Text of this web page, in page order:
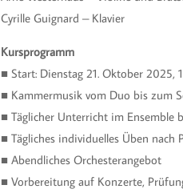
Cyrille Guignard – Klavier
Kursprogramm
■ Start: Dienstag 21. Oktober 2025,
■ Kammermusik vom Duo bis zum
■ Täglicher Unterricht im Ensemble
■ Tägliches individuelles Üben nach
■ Abendliches Orchesterangebot
■ Vorbereitung auf Konzerte,